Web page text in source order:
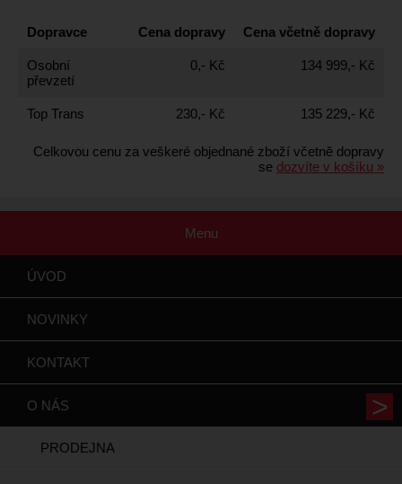
Dopravce Cena dopravy Cena včetně dopravy
Osobní
převzetí
0,- Kč 134 999,- Kč
Top Trans 230,- Kč 135 229,- Kč
Celkovou cenu za veškeré objednané zboží včetně dopravy
se dozvíte v košíku »
Menu
ÚVOD
NOVINKY
KONTAKT
O NÁS
PRODEJNA